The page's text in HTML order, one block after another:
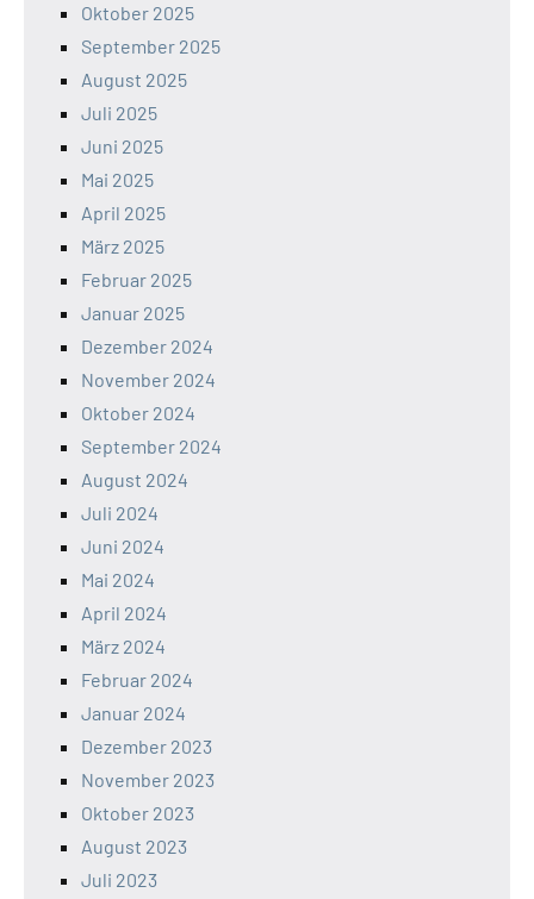
Oktober 2025
September 2025
August 2025
Juli 2025
Juni 2025
Mai 2025
April 2025
März 2025
Februar 2025
Januar 2025
Dezember 2024
November 2024
Oktober 2024
September 2024
August 2024
Juli 2024
Juni 2024
Mai 2024
April 2024
März 2024
Februar 2024
Januar 2024
Dezember 2023
November 2023
Oktober 2023
August 2023
Juli 2023